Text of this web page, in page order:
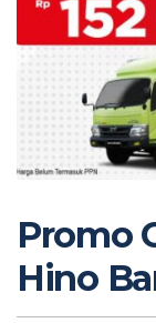
Promo
Hino